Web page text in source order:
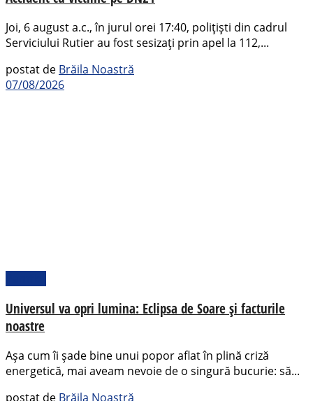
Joi, 6 august a.c., în jurul orei 17:40, polițiști din cadrul
Serviciului Rutier au fost sesizați prin apel la 112,...
postat de Brăila Noastră
07/08/2026
Universul va opri lumina: Eclipsa de Soare și facturile
noastre
Așa cum îi șade bine unui popor aflat în plină criză
energetică, mai aveam nevoie de o singură bucurie: să...
postat de Brăila Noastră